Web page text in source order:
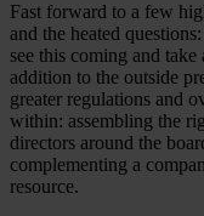
Fast forward to a few
and the heated
see this coming and
addition to the outside
greater regulations and
within: assembling the
directors around the
complementing a
resource.